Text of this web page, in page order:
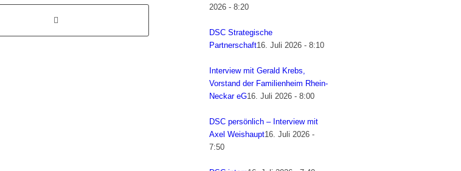
2026 - 8:20
DSC Strategische
Partnerschaft16. Juli 2026 - 8:10
Interview mit Gerald Krebs,
Vorstand der Familienheim Rhein-
Neckar eG16. Juli 2026 - 8:00
DSC persönlich – Interview mit
Axel Weishaupt16. Juli 2026 -
7:50